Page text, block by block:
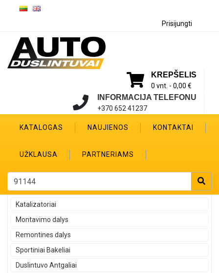
Prisijungti
KREPŠELIS
0 vnt. - 0,00 €
INFORMACIJA TELEFONU
+370 652 41237
KATALOGAS NAUJIENOS KONTAKTAI
UŽKLAUSA PARTNERIAMS
Katalizatoriai
Montavimo dalys
Remontines dalys
Sportiniai Bakeliai
Duslintuvo Antgaliai